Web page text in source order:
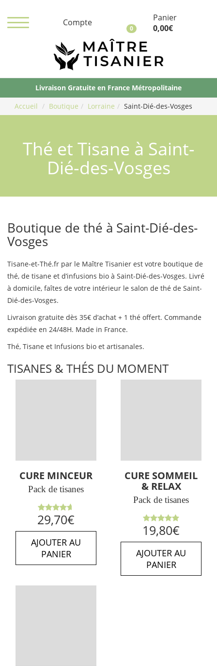
Compte
Panier
0,00€
0
Livraison Gratuite en France Métropolitaine
Accueil
Boutique Lorraine Saint-Dié-des-Vosges
Thé et Tisane à Saint-
Dié-des-Vosges
Boutique de thé à Saint-Dié-des-
Vosges
Tisane-et-Thé.fr par le Maître Tisanier est votre boutique de
thé, de tisane et d’infusions bio à Saint-Dié-des-Vosges. Livré
à domicile, faîtes de votre intérieur le salon de thé de Saint-
Dié-des-Vosges.
Livraison gratuite dès 35€ d’achat + 1 thé offert. Commande
expédiée en 24/48H. Made in France.
Thé, Tisane et Infusions bio et artisanales.
TISANES & THÉS DU MOMENT
CURE MINCEUR
Pack de tisanes
Note
4.64sur
5
29,70€
AJOUTER AU
PANIER
CURE SOMMEIL
& RELAX
Pack de tisanes
Note5.00
sur 5
19,80€
AJOUTER AU
PANIER